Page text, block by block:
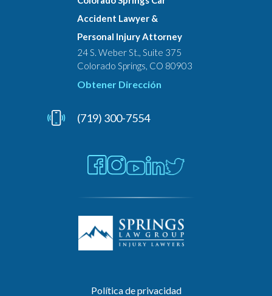
Accident Lawyer &
Personal Injury Attorney
24 S. Weber St., Suite 375
Colorado Springs, CO 80903
Obtener Dirección
(719) 300-7554
Política de privacidad